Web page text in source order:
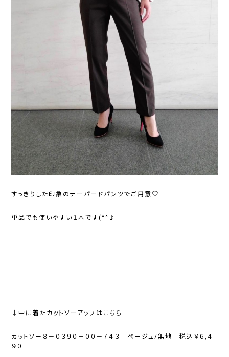
すっきりした印象のテーパードパンツでご用意♡
単品でも使いやすい１本です(^^♪
↓中に着たカットソーアップはこちら
カットソー８－０３９０－００－７４３ ベージュ/無地 税込￥６,４
９０